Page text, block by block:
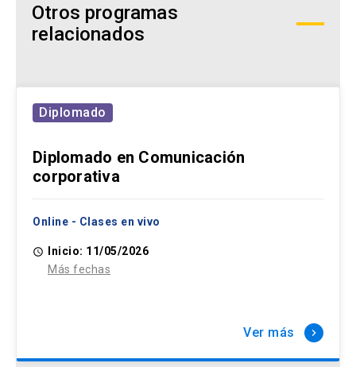
Otros programas
relacionados
Diplomado
Diplomado en Comunicación
corporativa
Online - Clases en vivo
access_time
Inicio: 11/05/2026
Más fechas
Ver más keyboard_arrow_right